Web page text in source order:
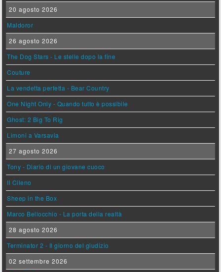
20 agosto 2026
Maldoror
26 agosto 2026
The Dog Stars - Le stelle dopo la fine
Couture
La vendetta perfetta - Bear Country
One Night Only - Quando tutto è possibile
Ghost: 2 Big To Rig
Limoni a Varsavia
27 agosto 2026
Tony - Diario di un giovane cuoco
Il Cileno
Sheep in the Box
Marco Bellocchio - La porta della realtà
28 agosto 2026
Terminator 2 - Il giorno del giudizio
02 settembre 2026